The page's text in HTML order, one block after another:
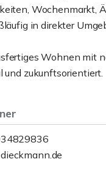
Wochenmarkt,
in direkter
Wohnen mit
und zukunftsorientiert.